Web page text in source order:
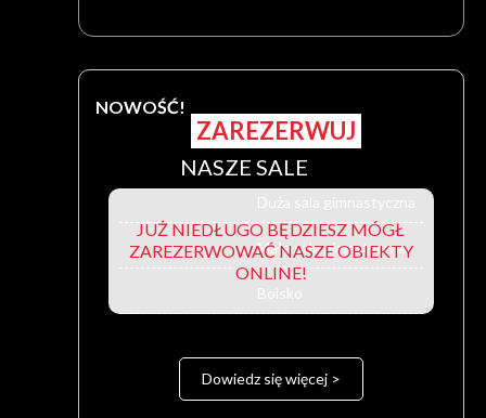
NOWOŚĆ!
ZAREZERWUJ
NASZE SALE
JUŻ NIEDŁUGO BĘDZIESZ MÓGŁ
ZAREZERWOWAĆ NASZE OBIEKTY
ONLINE!
Duża sala gimnastyczna
Mała sala gimastyczna
Boisko
Dowiedz się więcej >